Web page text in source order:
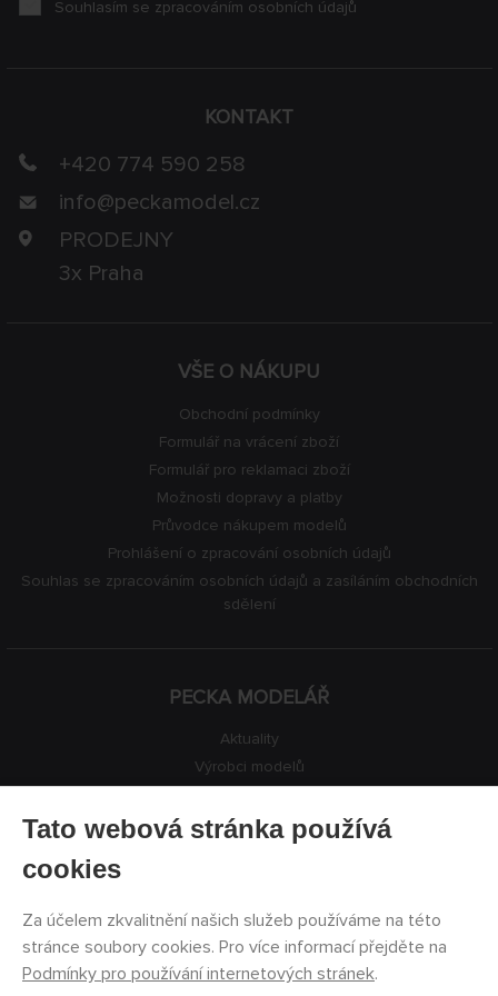
VŠE O NÁKUPU
Obchodní podmínky
Formulář na vrácení zboží
Formulář pro reklamaci zboží
Možnosti dopravy a platby
Průvodce nákupem modelů
Prohlášení o zpracování osobních údajů
Souhlas se zpracováním osobních údajů a zasíláním obchodních
sdělení
PECKA MODELÁŘ
Aktuality
Výrobci modelů
Kontakty
KONTAKT
+420 774 590 258
info@peckamodel.cz
PRODEJNY
3x Praha
Souhlasím se zpracováním osobních údajů
Tato webová stránka používá
cookies
Za účelem zkvalitnění našich služeb používáme na této
stránce soubory cookies. Pro více informací přejděte na
Podmínky pro používání internetových stránek.